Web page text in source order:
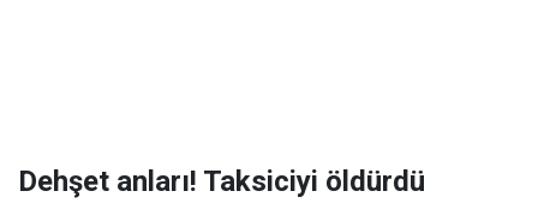
Dehşet anları! Taksiciyi öldürdü